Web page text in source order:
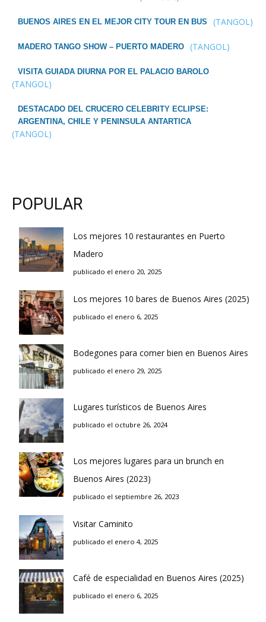
BUENOS AIRES EN EL MEJOR CITY TOUR EN BUS (TANGOL)
MADERO TANGO SHOW – PUERTO MADERO (TANGOL)
VISITA GUIADA DIURNA POR EL PALACIO BAROLO
(TANGOL)
DESTACADO DEL CRUCERO CELEBRITY ECLIPSE:
ARGENTINA, CHILE Y PENINSULA ANTARTICA
(TANGOL)
POPULAR
Los mejores 10 restaurantes en Puerto
Madero
publicado el enero 20, 2025
Los mejores 10 bares de Buenos Aires (2025)
publicado el enero 6, 2025
Bodegones para comer bien en Buenos Aires
publicado el enero 29, 2025
Lugares turísticos de Buenos Aires
publicado el octubre 26, 2024
Los mejores lugares para un brunch en
Buenos Aires (2023)
publicado el septiembre 26, 2023
Visitar Caminito
publicado el enero 4, 2025
Café de especialidad en Buenos Aires (2025)
publicado el enero 6, 2025